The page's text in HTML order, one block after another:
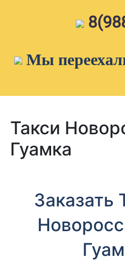
Мы
Такси
Гуамка
Заказать